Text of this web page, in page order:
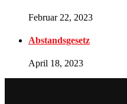
Februar 22, 2023
Abstandsgesetz
April 18, 2023